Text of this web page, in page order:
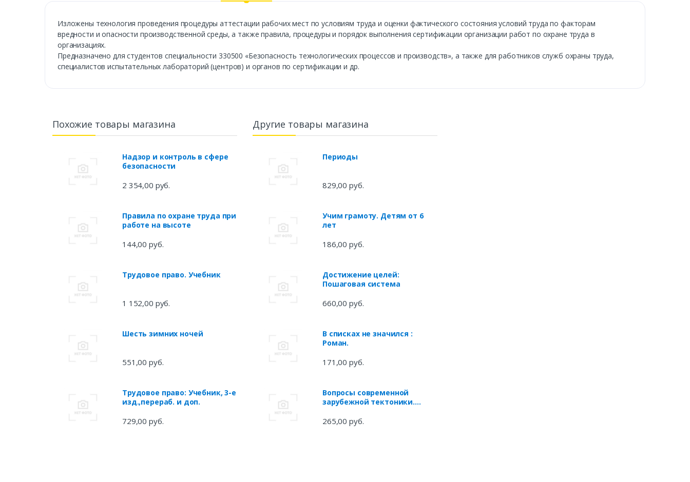
Изложены технология проведения процедуры аттестации рабочих мест по условиям труда и оценки фактического состояния условий труда по факторам
вредности и опасности производственной среды, а также правила, процедуры и порядок выполнения сертификации организации работ по охране труда в
организациях.
Предназначено для студентов специальности 330500 «Безопасность технологических процессов и производств», а также для работников служб охраны труда,
специалистов испытательных лабораторий (центров) и органов по сертификации и др.
Похожие товары магазина
Надзор и контроль в сфере
безопасности
2 354,00 руб.
Правила по охране труда при
работе на высоте
144,00 руб.
Трудовое право. Учебник
1 152,00 руб.
Шесть зимних ночей
551,00 руб.
Трудовое право: Учебник, 3-е
изд.,перераб. и доп.
729,00 руб.
Другие товары магазина
Периоды
829,00 руб.
Учим грамоту. Детям от 6
лет
186,00 руб.
Достижение целей:
Пошаговая система
660,00 руб.
В списках не значился :
Роман.
171,00 руб.
Вопросы современной
зарубежной тектоники.
265,00 руб.